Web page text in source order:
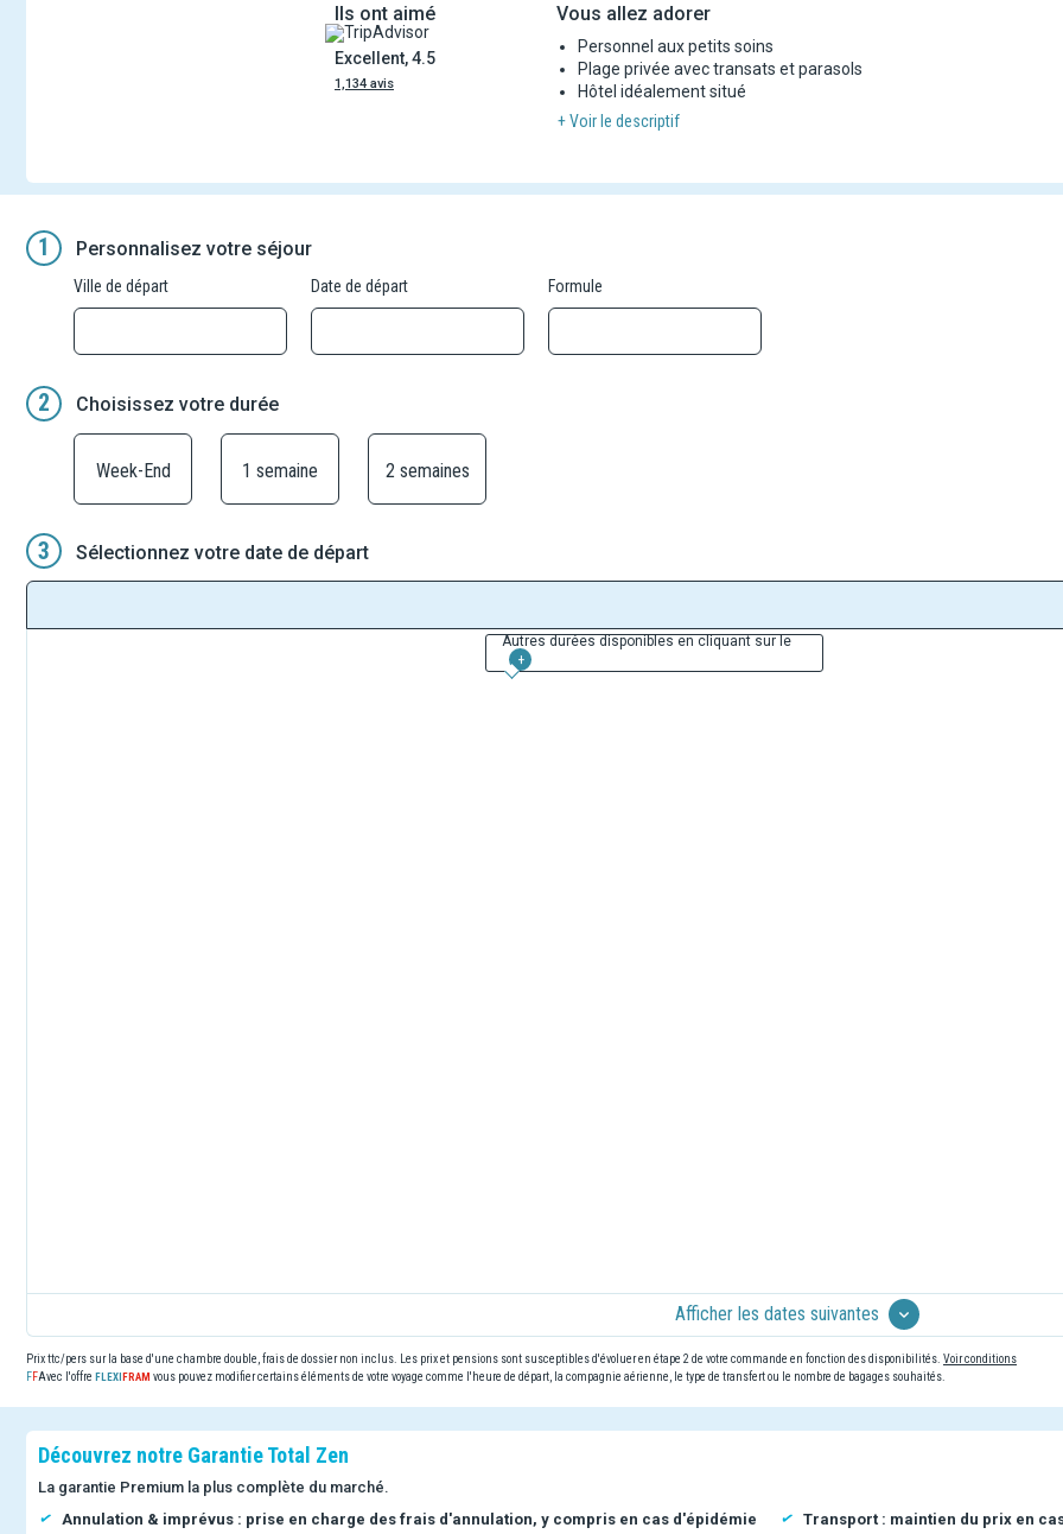
Ils ont aimé
Excellent, 4.5
1,134 avis
Vous allez adorer
Personnel aux petits soins
Plage privée avec transats et parasols
Hôtel idéalement situé
+ Voir le descriptif
1 Personnalisez votre séjour
Ville de départ Date de départ Formule
2 Choisissez votre durée
Week-End 1 semaine 2 semaines
3 Sélectionnez votre date de départ
Autres durées disponibles en cliquant sur le
+
Afficher les dates suivantes
Prix ttc/pers sur la base d'une chambre double, frais de dossier non inclus. Les prix et pensions sont susceptibles d'évoluer en étape 2 de votre commande en fonction des disponibilités. Voir conditions
Avec l'offre
vous pouvez modifier certains éléments de votre voyage comme l'heure de départ, la compagnie aérienne, le type de transfert ou le nombre de bagages souhaités.
Découvrez notre Garantie Total Zen
La garantie Premium la plus complète du marché.
Annulation & imprévus : prise en charge des frais d'annulation, y compris en cas d'épidémie
Transport : maintien du prix en